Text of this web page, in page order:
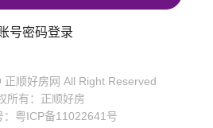
号密码登录
顺好房网 All Right Reserved
所有：正顺好房
：粤ICP备11022641号